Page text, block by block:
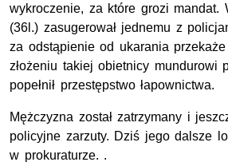
wykroczenie, za które grozi mandat.
(36l.) zasugerował jednemu z
za odstąpienie od ukarania
złożeniu takiej obietnicy mundurowi
popełnił przestępstwo łapownictwa.
Mężczyzna został zatrzymany i
policyjne zarzuty. Dziś jego dalsze
w prokuraturze. .